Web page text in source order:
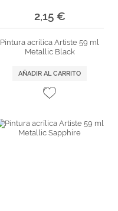
2,15 €
Pintura acrílica Artiste 59 ml
Metallic Black
AÑADIR AL CARRITO